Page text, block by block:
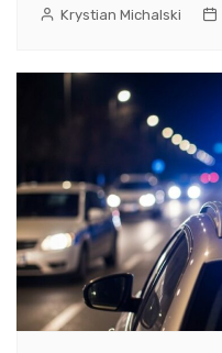
Krystian Michalski